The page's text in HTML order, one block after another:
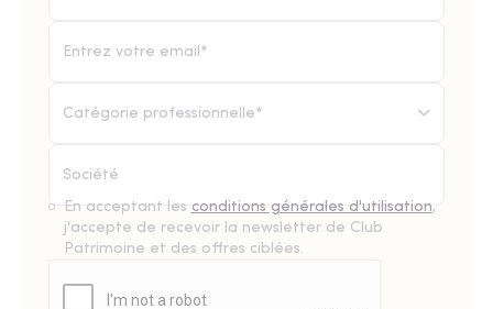
Catégorie professionnelle*
En acceptant les conditions générales d'utilisation,
j'accepte de recevoir la newsletter de Club
Patrimoine et des offres ciblées.